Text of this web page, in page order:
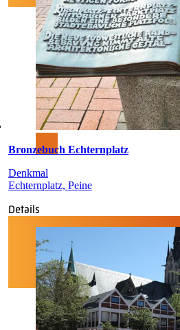
Bronzebuch Echternplatz
Denkmal
Echternplatz, Peine
Details